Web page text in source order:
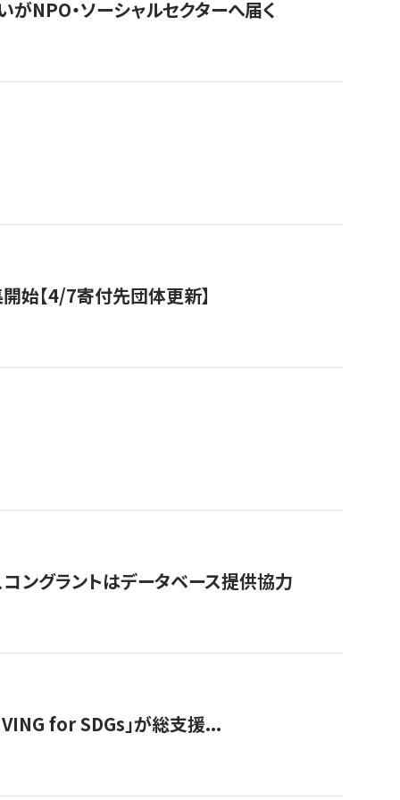
NPO・ソーシャルセクターへ届く
始【4/7寄付先団体更新】
ングラントはデータベース提供協力
for SDGs」が総支援...